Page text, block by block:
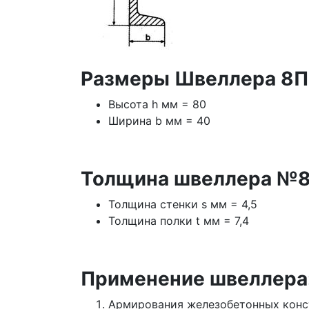
Размеры Швеллера
Высота h мм = 80
Ширина b мм = 40
Толщина швеллера
Толщина стенки s мм = 4,5
Толщина полки t мм = 7,4
Применение
Армирования железобетонных